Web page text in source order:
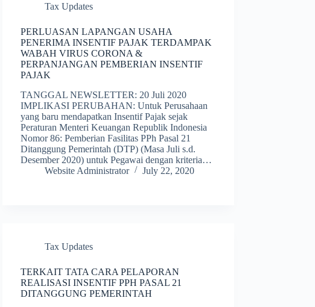
Tax Updates
PERLUASAN LAPANGAN USAHA
PENERIMA INSENTIF PAJAK TERDAMPAK
WABAH VIRUS CORONA &
PERPANJANGAN PEMBERIAN INSENTIF
PAJAK
TANGGAL NEWSLETTER: 20 Juli 2020
IMPLIKASI PERUBAHAN: Untuk Perusahaan
yang baru mendapatkan Insentif Pajak sejak
Peraturan Menteri Keuangan Republik Indonesia
Nomor 86: Pemberian Fasilitas PPh Pasal 21
Ditanggung Pemerintah (DTP) (Masa Juli s.d.
Desember 2020) untuk Pegawai dengan kriteria…
Website Administrator
July 22, 2020
Tax Updates
TERKAIT TATA CARA PELAPORAN
REALISASI INSENTIF PPH PASAL 21
DITANGGUNG PEMERINTAH